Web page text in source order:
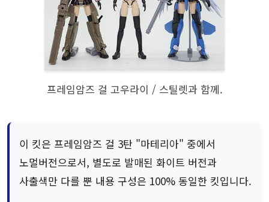
프레임암즈 걸 고우라이 / 스틸렛과 함께.
이 킷은 프레임암즈 걸 3탄 "마테리아" 중에서
노멀버전으로서, 별도로 발매된 화이트 버전과
사출색만 다를 뿐 내용 구성은 100% 동일한 킷입니다.